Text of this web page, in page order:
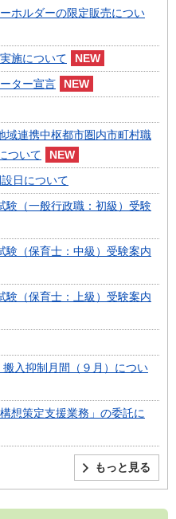
ホルダーの限定販売につい
施について
ター宣言
連携中枢都市圏内市町村職
ついて
日について
験（一般行政職：初級）受験
験（保育士：中級）受験案内
験（保育士：上級）受験案内
入抑制月間（９月）につい
想策定支援業務」の委託に
もっと見る